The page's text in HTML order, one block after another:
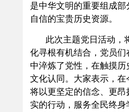
是中华文明的重要组成
自信的宝贵历史资源。
此次主题党日活动，
化寻根有机结合，党员们
中淬炼了党性，在触摸历
文化认同。大家表示，在
将以更坚定的信念、更昂
实的行动，服务全民终